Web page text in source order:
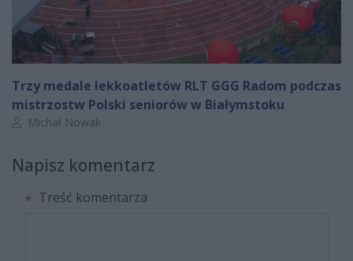
Trzy medale lekkoatletów RLT GGG Radom podczas
mistrzostw Polski seniorów w Białymstoku
Autor artykułu:
Michał Nowak
Napisz komentarz
Treść komentarza